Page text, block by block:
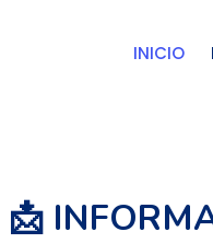
INICIO
📩